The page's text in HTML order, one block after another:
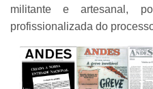
militante e artesanal,
profissionalizada do